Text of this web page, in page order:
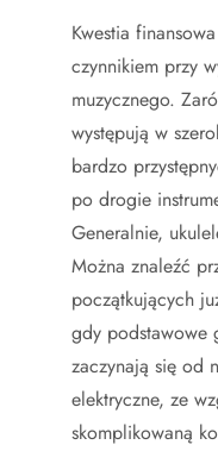
Kwestia
czynnikiem przy
muzycznego.
występują w
bardzo
po drogie
Generalnie,
Można znaleźć
początkujących
gdy podstawowe
zaczynają się od
elektryczne, ze
skomplikowaną